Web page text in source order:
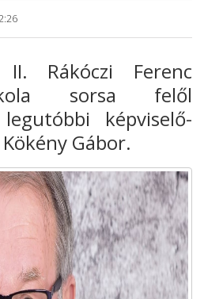
II. Rákóczi Ferenc
sorsa felől
képviselő-
Gábor.